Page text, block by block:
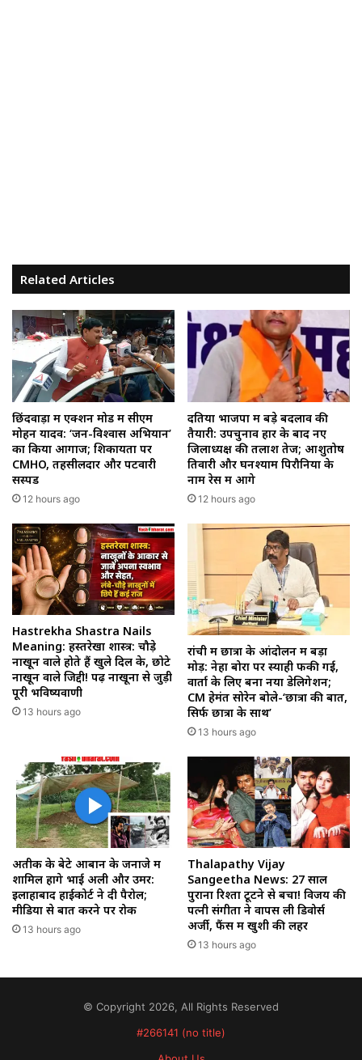
Related Articles
छिंदवाड़ा में एक्शन मोड में सीएम
मोहन यादव: ‘जन-विश्वास अभियान’
का किया आगाज; शिकायतों पर
CMHO, तहसीलदार और पटवारी
सस्पेंड
12 hours ago
दतिया भाजपा में बड़े बदलाव की
तैयारी: उपचुनाव हार के बाद नए
जिलाध्यक्ष की तलाश तेज; आशुतोष
तिवारी और घनश्याम पिरौनिया के
नाम रेस में आगे
12 hours ago
Hastrekha Shastra Nails
Meaning: हस्तरेखा शास्त्र: चौड़े
नाखून वाले होते हैं खुले दिल के, छोटे
नाखून वाले जिद्दी! पढ़ें नाखूनों से जुड़ी
पूरी भविष्यवाणी
13 hours ago
रांची में छात्रों के आंदोलन में बड़ा
मोड़: नेहा बोरा पर स्याही फेंकी गई,
वार्ता के लिए बना नया डेलिगेशन;
CM हेमंत सोरेन बोले-‘छात्रों की बात,
सिर्फ छात्रों के साथ’
13 hours ago
अतीक के बेटे आबान के जनाजे में
शामिल होंगे भाई अली और उमर:
इलाहाबाद हाईकोर्ट ने दी पैरोल;
मीडिया से बात करने पर रोक
13 hours ago
Thalapathy Vijay
Sangeetha News: 27 साल
पुराना रिश्ता टूटने से बचा! विजय की
पत्नी संगीता ने वापस ली डिवोर्स
अर्जी, फैंस में खुशी की लहर
13 hours ago
© Copyright 2026, All Rights Reserved
#266141 (no title)